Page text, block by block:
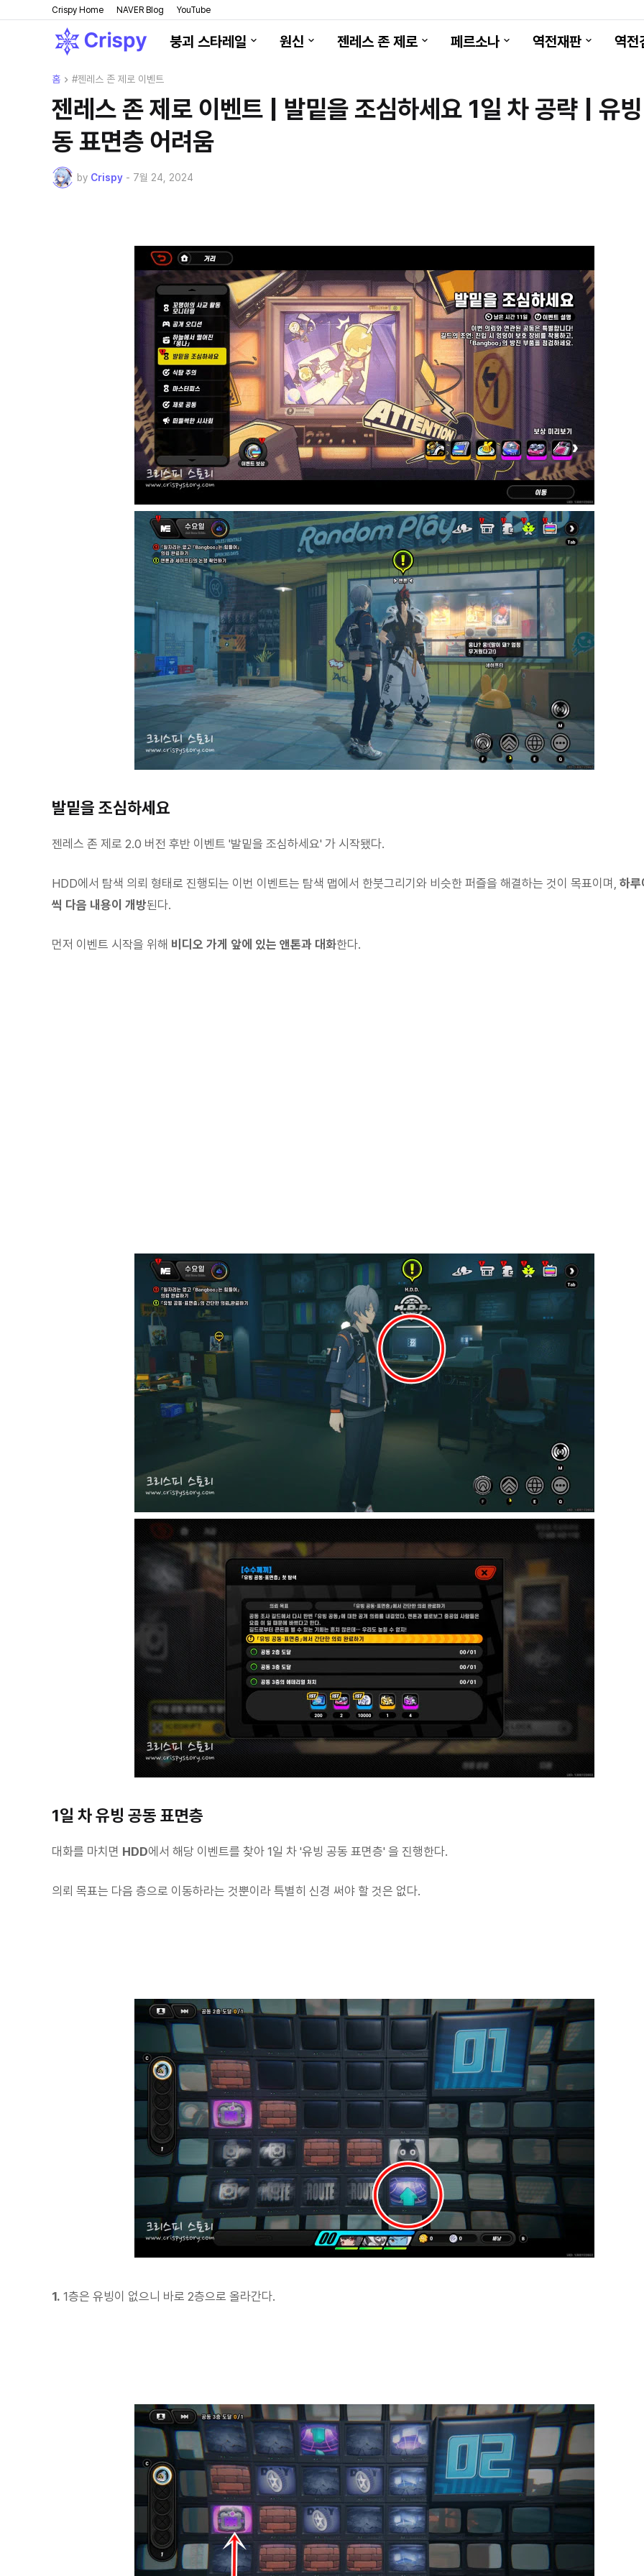
Crispy Home NAVER Blog YouTube
붕괴 스타레일 원신 젠레스 존 제로 페르소나 역전재판 역전
홈 #젠레스 존 제로 이벤트
젠레스 존 제로 이벤트 | 발밑을 조심하세요 1일 차 공략 | 유
동 표면층 어려움
by Crispy - 7월 24, 2024
발밑을 조심하세요
젠레스 존 제로 2.0 버전 후반 이벤트 '발밑을 조심하세요' 가 시작됐다.
HDD에서 탐색 의뢰 형태로 진행되는 이번 이벤트는 탐색 맵에서 한붓그리기와 비슷한 퍼즐을 해결하는 것이 목표이며, 하루
씩 다음 내용이 개방된다.
먼저 이벤트 시작을 위해 비디오 가게 앞에 있는 앤톤과 대화한다.
1일 차 유빙 공동 표면층
대화를 마치면 HDD에서 해당 이벤트를 찾아 1일 차 '유빙 공동 표면층' 을 진행한다.
의뢰 목표는 다음 층으로 이동하라는 것뿐이라 특별히 신경 써야 할 것은 없다.
1. 1층은 유빙이 없으니 바로 2층으로 올라간다.